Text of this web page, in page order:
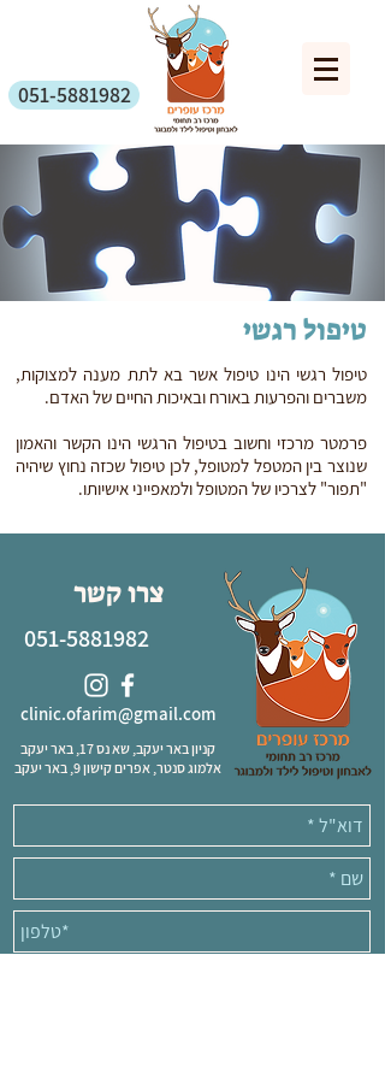
051-5881982
טיפול רגשי
טיפול רגשי הינו טיפול אשר בא לתת מענה למצוקות,
משברים והפרעות באורח ובאיכות החיים של האדם.
פרמטר מרכזי וחשוב בטיפול הרגשי הינו הקשר והאמון
שנוצר בין המטפל למטופל, לכן טיפול שכזה נחוץ שיהיה
"תפור" לצרכיו של המטופל ולמאפייני אישיותו.
צרו קשר
קניון באר יעקב, שא נס 17, באר יעקב
אלמוג סנטר, אפרים קישון 9, באר יעקב
clinic.ofarim@gmail.com
051-5881982